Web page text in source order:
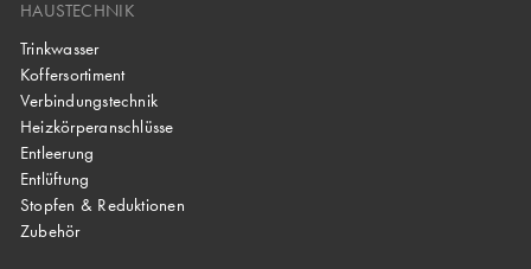
HAUSTECHNIK
Trinkwasser
Koffersortiment
Verbindungstechnik
Heizkörperanschlüsse
Entleerung
Entlüftung
Stopfen & Reduktionen
Zubehör